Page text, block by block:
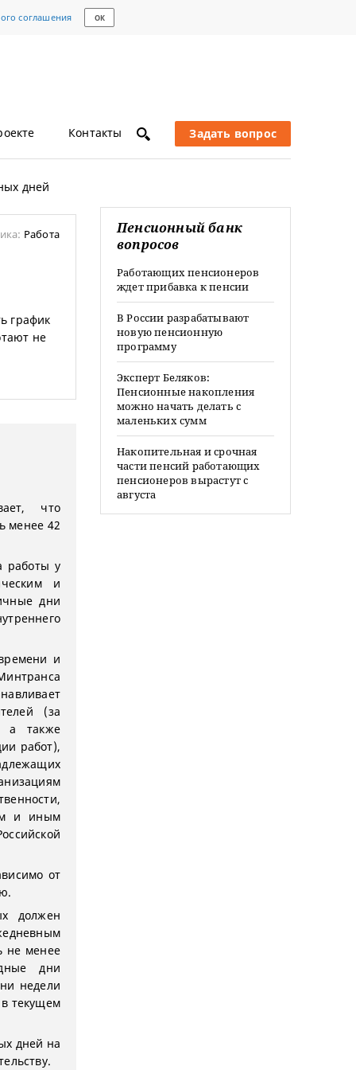
соглашения ОК
Контакты Задать вопрос
дней
Работа
график
не
что
менее 42
работы у
и
дни
и
(за
а также
работ),
и иным
от
должен
не менее
дни
недели
текущем
дней на
Пенсионный банк
вопросов
Работающих пенсионеров
ждет прибавка к пенсии
В России разрабатывают
новую пенсионную
программу
Эксперт Беляков:
Пенсионные накопления
можно начать делать с
маленьких сумм
Накопительная и срочная
части пенсий работающих
пенсионеров вырастут с
августа